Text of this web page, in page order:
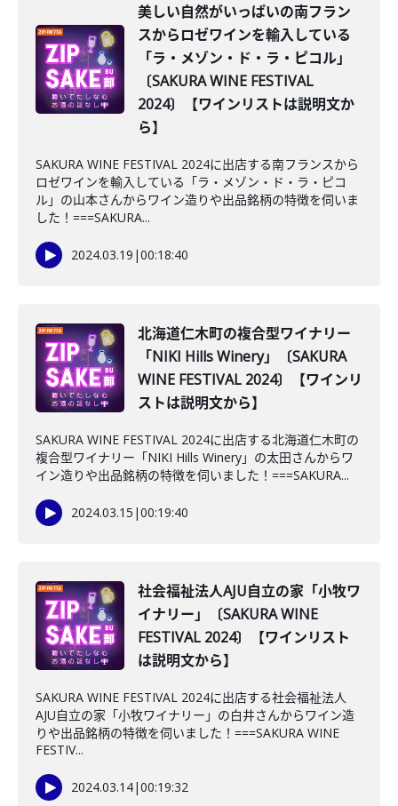
美しい自然がいっぱいの南フラン
スからロゼワインを輸入している
「ラ・メゾン・ド・ラ・ピコル」
〔SAKURA WINE FESTIVAL
2024〕【ワインリストは説明文か
ら】
SAKURA WINE FESTIVAL 2024に出店する南フランスから
ロゼワインを輸入している「ラ・メゾン・ド・ラ・ピコ
ル」の山本さんからワイン造りや出品銘柄の特徴を伺いま
した！===SAKURA...
2024.03.19 |00:18:40
北海道仁木町の複合型ワイナリー
「NIKI Hills Winery」〔SAKURA
WINE FESTIVAL 2024〕【ワインリ
ストは説明文から】
SAKURA WINE FESTIVAL 2024に出店する北海道仁木町の
複合型ワイナリー「NIKI Hills Winery」の太田さんからワ
イン造りや出品銘柄の特徴を伺いました！===SAKURA...
2024.03.15 |00:19:40
社会福祉法人AJU自立の家「小牧ワ
イナリー」〔SAKURA WINE
FESTIVAL 2024〕【ワインリスト
は説明文から】
SAKURA WINE FESTIVAL 2024に出店する社会福祉法人
AJU自立の家「小牧ワイナリー」の白井さんからワイン造
りや出品銘柄の特徴を伺いました！===SAKURA WINE
FESTIV...
2024.03.14|00:19:32